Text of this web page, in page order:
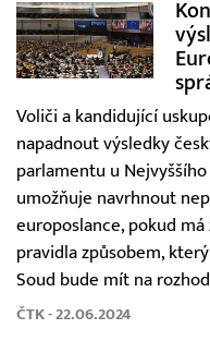
Voliči a kandidující
napadnout výsledky
parlamentu u
umožňuje navrhnout
europoslance, pokud
pravidla způsobem,
Soud bude mít na
ČTK - 22.06.2024